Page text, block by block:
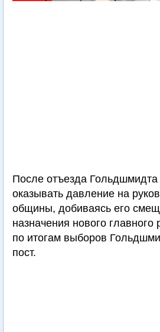
После отъезда
оказывать давление на
общины, добиваясь его
назначения нового
по итогам выборов
пост.